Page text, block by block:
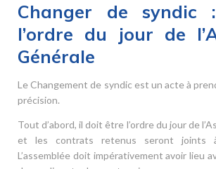
Changer de syndic
l’ordre du jour de
Générale
Le Changement de syndic est un acte à
précision.
Tout d’abord, il doit être l’ordre du jour de
et les contrats retenus seront joints
L’assemblée doit impérativement avoir lieu